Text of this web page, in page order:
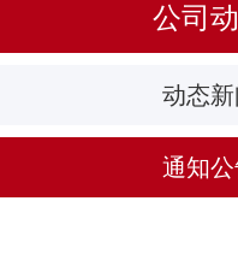
公司
动态新
通知